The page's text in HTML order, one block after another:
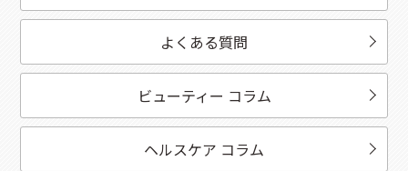
よくある質問
ビューティー コラム
ヘルスケア コラム